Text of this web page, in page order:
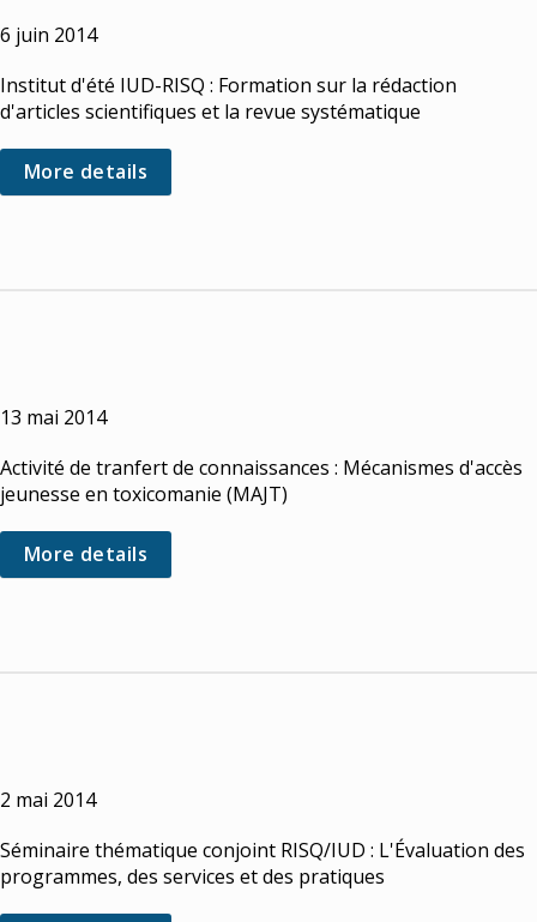
6 juin 2014
Institut d'été IUD-RISQ : Formation sur la rédaction
d'articles scientifiques et la revue systématique
More details
13 mai 2014
Activité de tranfert de connaissances : Mécanismes d'accès
jeunesse en toxicomanie (MAJT)
More details
2 mai 2014
Séminaire thématique conjoint RISQ/IUD : L'Évaluation des
programmes, des services et des pratiques